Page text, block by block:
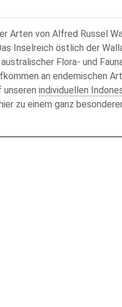
Arten von Alfred Russel
Inselreich östlich der
Flora- und
an endemischen
individuellen
zu einem ganz